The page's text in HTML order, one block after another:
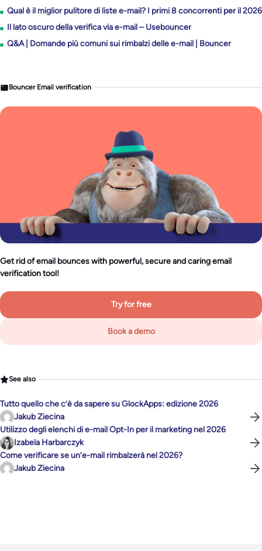
Qual è il miglior pulitore di liste e-mail? I primi 8 concorrenti per il 2026
Il lato oscuro della verifica via e-mail – Usebouncer
Q&A | Domande più comuni sui rimbalzi delle e-mail | Bouncer
Bouncer Email verification
Get rid of email bounces with powerful, secure and caring email
verification tool!
Try for free
Book a demo
See also
Tutto quello che c’è da sapere su GlockApps: edizione 2026
Jakub Ziecina
Utilizzo degli elenchi di e-mail Opt-In per il marketing nel 2026
Izabela Harbarczyk
Come verificare se un’e-mail rimbalzerà nel 2026?
Jakub Ziecina